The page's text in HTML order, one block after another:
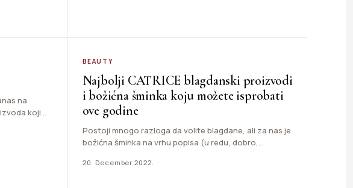
na
koji
BEAUTY
Najbolji CATRICE blagdanski proizvodi
i božićna šminka koju možete isprobati
ove godine
Postoji mnogo razloga da volite blagdane, ali za nas je
božićna šminka na vrhu popisa (u redu, dobro,…
20. December 2022.